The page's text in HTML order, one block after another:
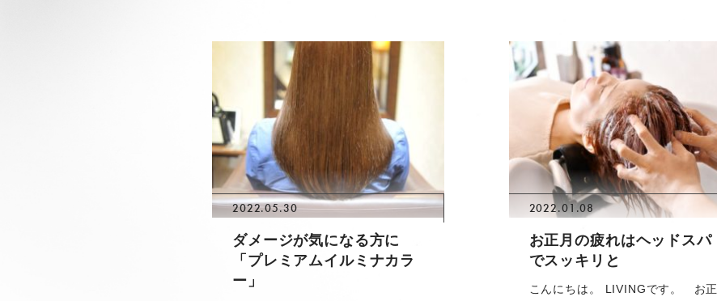
2022.05.30
ダメージが気になる方に
「プレミアムイルミナカラ
ー」
2022.01.08
お正月の疲れはヘッドスパ
でスッキリと
こんにちは。 LIVINGです。 お正